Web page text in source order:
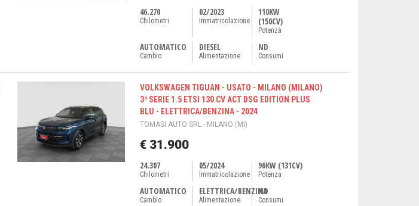
46.270
Chilometri
02/2023
Immatricolazione
110KW
(150CV)
Potenza
AUTOMATICO
Cambio
DIESEL
Alimentazione
ND
Consumi
VOLKSWAGEN TIGUAN - USATO - MILANO (MILANO)
3ª SERIE 1.5 ETSI 130 CV ACT DSG EDITION PLUS
BLU - ELETTRICA/BENZINA - 2024
TOMASI AUTO SRL - MILANO (MI)
€ 31.900
24.307
Chilometri
05/2024
Immatricolazione
96KW (131CV)
Potenza
AUTOMATICO
Cambio
ELETTRICA/BENZINA
Alimentazione
ND
Consumi